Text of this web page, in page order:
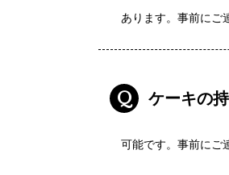
あります。事前にご
Q ケーキの
可能です。事前にご